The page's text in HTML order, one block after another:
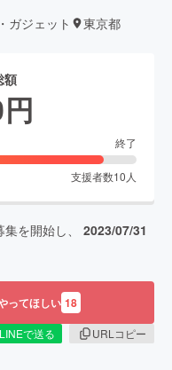
ガジェット 東京都
額
円
終了
支援者数10 人
集を開始し、 2023/07/31
ってほしい 18
LINEで送る
URLコピー